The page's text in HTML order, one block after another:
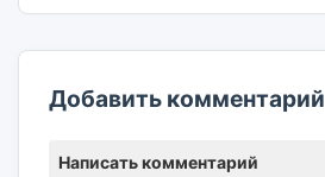
Добавить комментарий
Написать комментарий